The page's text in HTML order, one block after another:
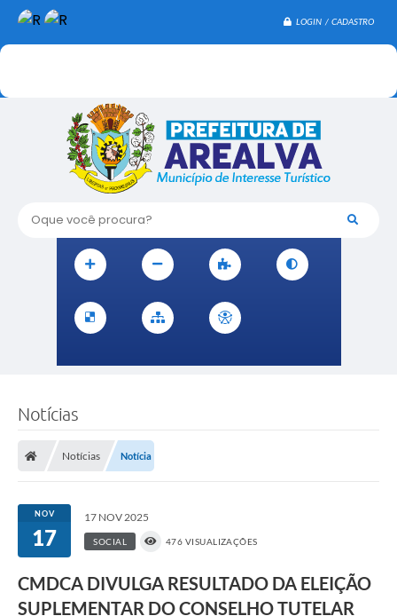
LOGIN / CADASTRO
Oque você procura?
Notícias
Notícias Notícia
NOV
17
17 NOV 2025
SOCIAL 476 VISUALIZAÇÕES
CMDCA DIVULGA RESULTADO DA ELEIÇÃO
SUPLEMENTAR DO CONSELHO TUTELAR